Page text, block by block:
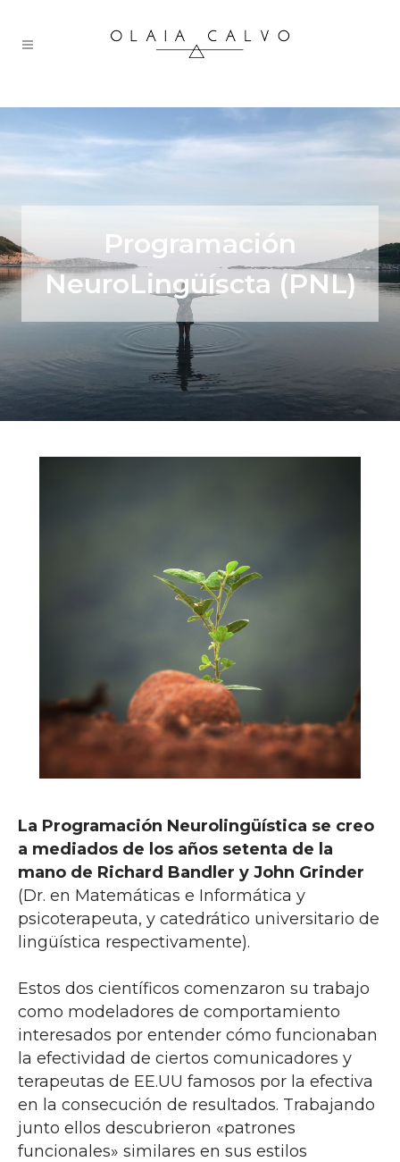
Programación
NeuroLingüíscta (PNL)
La Programación Neurolingüística se creo
a mediados de los años setenta de la
mano de Richard Bandler y John Grinder
(Dr. en Matemáticas e Informática y
psicoterapeuta, y catedrático universitario de
lingüística respectivamente).
Estos dos científicos comenzaron su trabajo
como modeladores de comportamiento
interesados por entender cómo funcionaban
la efectividad de ciertos comunicadores y
terapeutas de EE.UU famosos por la efectiva
en la consecución de resultados. Trabajando
junto ellos descubrieron «patrones
funcionales» similares en sus estilos